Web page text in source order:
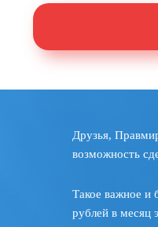
Друзья,
возможность
Такое важное и
рублей в месяц